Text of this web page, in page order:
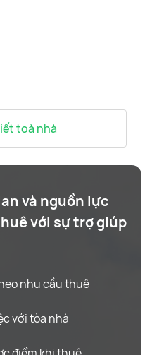
toà nhà
và nguồn lực
với sự trợ giúp
nhu cầu thuê
với tòa nhà